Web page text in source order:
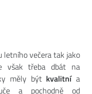
letního večera tak jako
však třeba dbát na
měly být kvalitnía
a pochodně od